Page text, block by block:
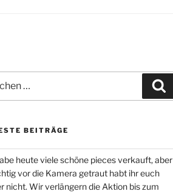
BEITRÄGE
heute viele schöne pieces verkauft, aber
vor die Kamera getraut habt ihr euch
nicht. Wir verlängern die Aktion bis zum